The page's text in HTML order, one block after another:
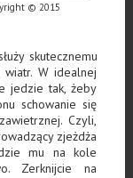
© 2015
skutecznemu
W idealnej
jedzie tak, żeby
schowanie się
Czyli,
zjeżdża
mu na kole
Zerknijcie na